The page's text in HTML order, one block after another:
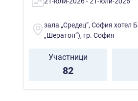
зала „Средец“, София хотел
„Шератон“), гр. София
Участници
82